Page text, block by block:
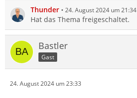
Thunder 24. August 2024 um 21:34
Hat das Thema freigeschaltet.
Bastler
Gast
24. August 2024 um 23:33